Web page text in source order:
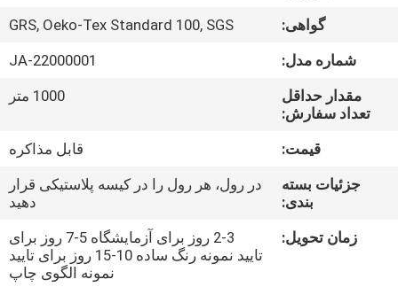
کارخانه
کیفیت
گواهی:
GRS, Oeko-Tex Standard 100, SGS
شماره مدل:
JA-22000001
مقدار حداقل
تعداد سفارش:
1000 متر
قیمت:
قابل مذاکره
جزئیات بسته
بندی:
در رول، هر رول را در کیسه پلاستیکی قرار
دهید
زمان تحویل:
2-3 روز برای آزمایشگاه 5-7 روز برای
تایید نمونه رنگ ساده 10-15 روز برای تایید
نمونه الگوی چاپ